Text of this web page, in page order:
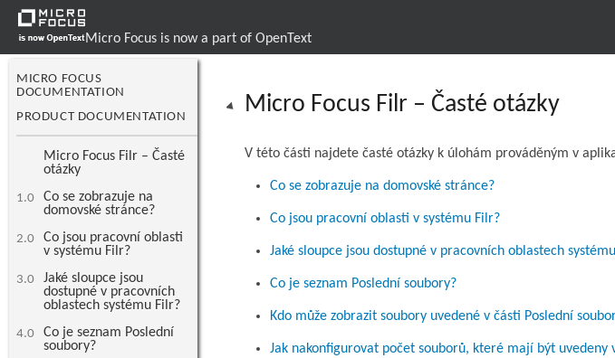
Micro Focus is now a part of OpenText
MICRO FOCUS
DOCUMENTATION
PRODUCT DOCUMENTATION
Micro Focus Filr – Časté
otázky
1.0
Co se zobrazuje na
domovské stránce?
2.0
Co jsou pracovní oblasti
v systému Filr?
3.0
Jaké sloupce jsou
dostupné v pracovních
oblastech systému Filr?
4.0
Co je seznam Poslední
soubory?
Micro Focus Filr – Časté otázky
V této části najdete časté otázky k úlohám prováděným v
Co se zobrazuje na domovské stránce?
Co jsou pracovní oblasti v systému Filr?
Jaké sloupce jsou dostupné v pracovních oblastech
Co je seznam Poslední soubory?
Kdo může zobrazit soubory uvedené v části Poslední
Jak nakonfigurovat počet souborů, které mají být uvedeny